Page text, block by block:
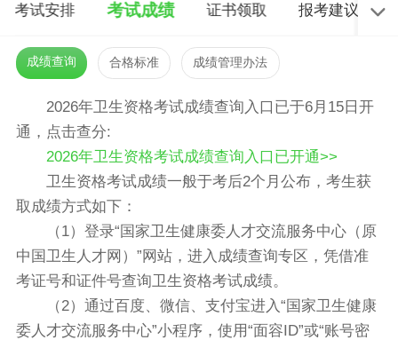
考试安排 考试成绩 证书领取 报考建议
成绩查询 合格标准 成绩管理办法
2026年卫生资格考试成绩查询入口已于6月15日开
通，点击查分:
2026年卫生资格考试成绩查询入口已开通>>
卫生资格考试成绩一般于考后2个月公布，考生获
取成绩方式如下：
（1）登录“国家卫生健康委人才交流服务中心（原
中国卫生人才网）”网站，进入成绩查询专区，凭借准
考证号和证件号查询卫生资格考试成绩。
（2）通过百度、微信、支付宝进入“国家卫生健康
委人才交流服务中心”小程序，使用“面容ID”或“账号密